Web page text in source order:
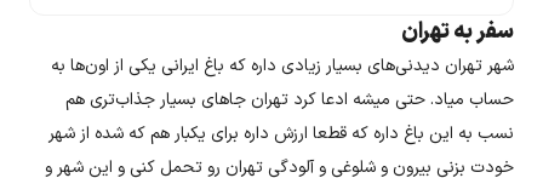
سفر به تهران
شهر تهران دیدنی‌های بسیار زیادی داره که باغ ایرانی یکی از اون‌ها به
حساب میاد. حتی میشه ادعا کرد تهران جاهای بسیار جذاب‌تری هم
نسب به این باغ داره که قطعا ارزش داره برای یکبار هم که شده از شهر
خودت بزنی بیرون و شلوغی و آلودگی تهران رو تحمل کنی و این شهر و